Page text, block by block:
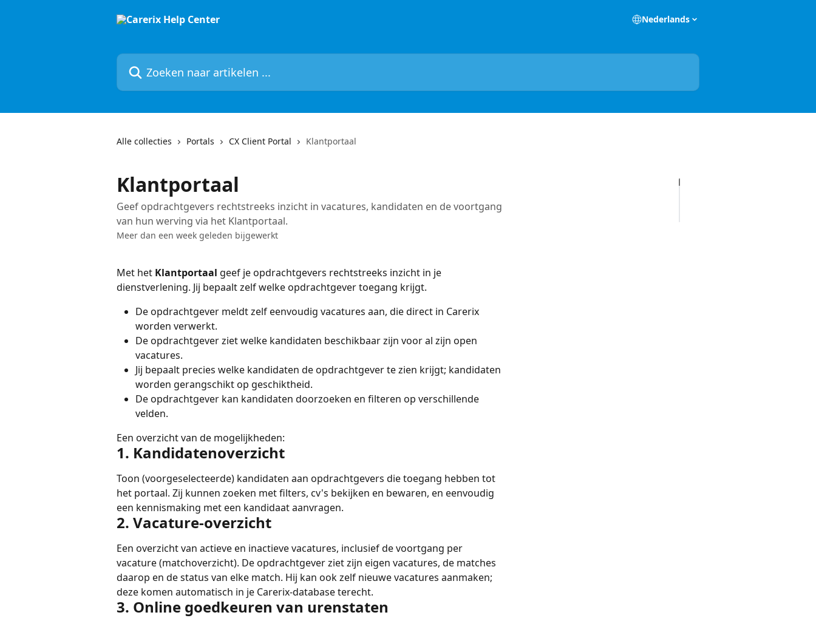
Nederlands
Zoeken naar artikelen ...
Alle collecties Portals CX Client Portal Klantportaal
Klantportaal
Geef opdrachtgevers rechtstreeks inzicht in vacatures, kandidaten en de voortgang
van hun werving via het Klantportaal.
Meer dan een week geleden bijgewerkt
Met het Klantportaal geef je opdrachtgevers rechtstreeks inzicht in je
dienstverlening. Jij bepaalt zelf welke opdrachtgever toegang krijgt.
De opdrachtgever meldt zelf eenvoudig vacatures aan, die direct in Carerix
worden verwerkt.
De opdrachtgever ziet welke kandidaten beschikbaar zijn voor al zijn open
vacatures.
Jij bepaalt precies welke kandidaten de opdrachtgever te zien krijgt; kandidaten
worden gerangschikt op geschiktheid.
De opdrachtgever kan kandidaten doorzoeken en filteren op verschillende
velden.
Een overzicht van de mogelijkheden:
1. Kandidatenoverzicht
Toon (voorgeselecteerde) kandidaten aan opdrachtgevers die toegang hebben tot
het portaal. Zij kunnen zoeken met filters, cv's bekijken en bewaren, en eenvoudig
een kennismaking met een kandidaat aanvragen.
2. Vacature-overzicht
Een overzicht van actieve en inactieve vacatures, inclusief de voortgang per
vacature (matchoverzicht). De opdrachtgever ziet zijn eigen vacatures, de matches
daarop en de status van elke match. Hij kan ook zelf nieuwe vacatures aanmaken;
deze komen automatisch in je Carerix-database terecht.
3. Online goedkeuren van urenstaten